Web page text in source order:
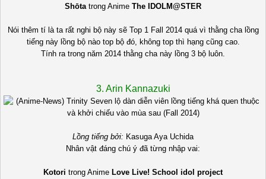
Shōtatrong Anime The IDOLM@STER
Nói thêm tí là ta rất nghi bộ này sẽ Top 1 Fall 2014 quá vì thằng cha lồng
tiếng này lồng bộ nào top bộ đó, không top thì hạng cũng cao.
Tính ra trong năm 2014 thằng cha này lồng 3 bộ luôn.
3. Arin Kannazuki
Lồng tiếng bởi: Kasuga Aya Uchida
Nhân vật đáng chú ý đã từng nhập vai:
Kotori trong Anime Love Live! School idol project